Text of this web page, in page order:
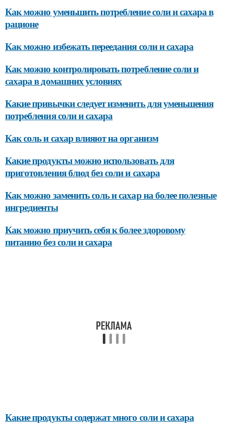
Как можно уменьшить потребление соли и сахара в
рационе
Как можно избежать переедания соли и сахара
Как можно контролировать потребление соли и
сахара в домашних условиях
Какие привычки следует изменить для уменьшения
потребления соли и сахара
Как соль и сахар влияют на организм
Какие продукты можно использовать для
приготовления блюд без соли и сахара
Как можно заменить соль и сахар на более полезные
ингредиенты
Как можно приучить себя к более здоровому
питанию без соли и сахара
Какие продукты содержат много соли и сахара